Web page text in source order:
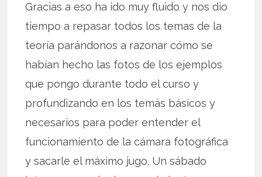
Gracias a eso ha ido muy fluido y nos dio
tiempo a repasar todos los temas de la
teoría parándonos a razonar cómo se
habían hecho las fotos de los ejemplos
que pongo durante todo el curso y
profundizando en los temás básicos y
necesarios para poder entender el
funcionamiento de la cámara fotográfica
y sacarle el máximo jugo. Un sábado